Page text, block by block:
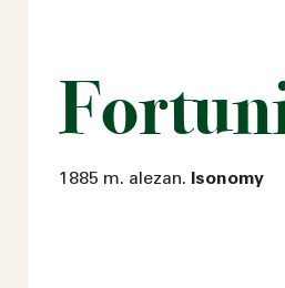
1885 m. alezan. Isonomy